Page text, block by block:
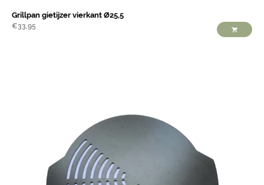
Grillpan gietijzer vierkant Ø25,5
€33,95